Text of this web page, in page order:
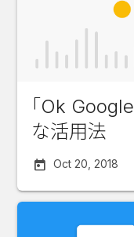
「Ok
な活用法
Oct 20, 2018